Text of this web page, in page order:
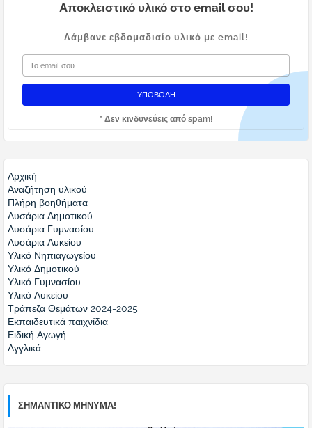
Αποκλειστικό υλικό στο email σου!
Λάμβανε εβδομαδιαίο υλικό με email!
* Δεν κινδυνεύεις από spam!
Αρχική
Αναζήτηση υλικού
Πλήρη βοηθήματα
Λυσάρια Δημοτικού
Λυσάρια Γυμνασίου
Λυσάρια Λυκείου
Υλικό Νηπιαγωγείου
Υλικό Δημοτικού
Υλικό Γυμνασίου
Υλικό Λυκείου
Τράπεζα Θεμάτων 2024-2025
Εκπαιδευτικά παιχνίδια
Ειδική Αγωγή
Αγγλικά
ΣΗΜΑΝΤΙΚΟ ΜΗΝΥΜΑ!